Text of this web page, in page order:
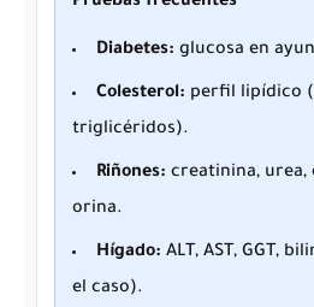
Diabetes: glucosa en
Colesterol: perfil lipídico
triglicéridos).
Riñones: creatinina, urea,
orina.
Hígado: ALT, AST, GGT,
el caso).